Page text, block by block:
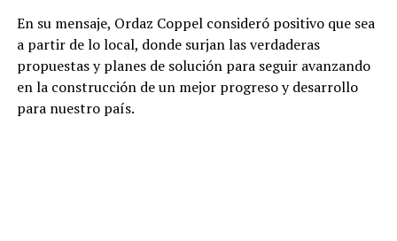
En su mensaje, Ordaz Coppel consideró positivo que sea
a partir de lo local, donde surjan las verdaderas
propuestas y planes de solución para seguir avanzando
en la construcción de un mejor progreso y desarrollo
para nuestro país.